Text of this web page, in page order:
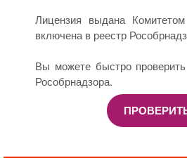
Лицензия выдана
включена в реестр
Вы можете быстро
Рособрнадзора.